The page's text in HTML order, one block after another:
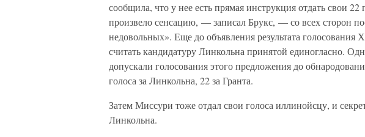
сообщила, что у нее есть прямая инструкция отдать свои 22
произвело сенсацию, — записал Брукс, — со всех сторон
недовольных». Еще до объявления результата
считать кандидатуру Линкольна принятой единогласно.
допускали голосования этого предложения до
голоса за Линкольна, 22 за Гранта.
Затем Миссури тоже отдал свои голоса иллинойсцу, и
Линкольна.